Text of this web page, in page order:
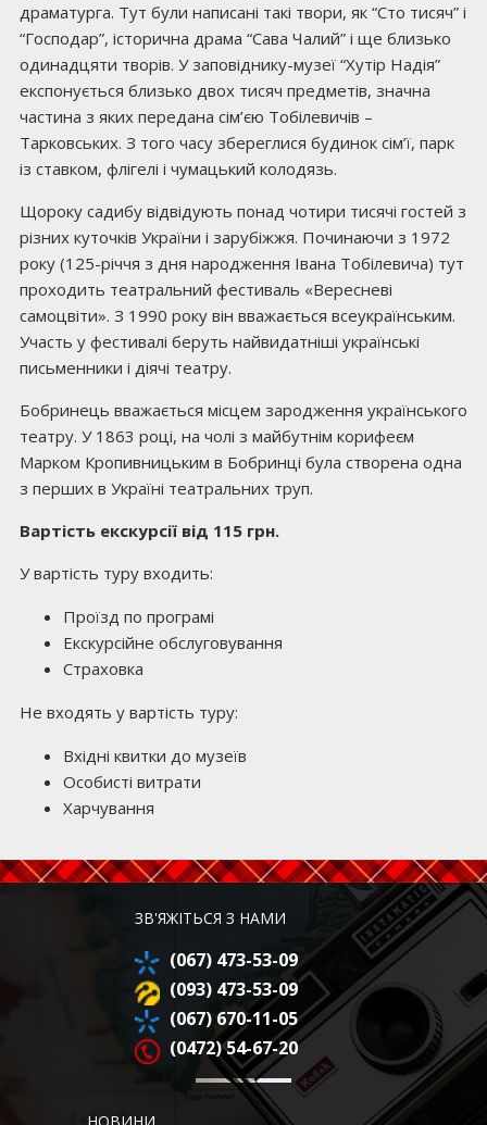
драматурга. Тут були написані такі твори, як “Сто тисяч” і
“Господар”, історична драма “Сава Чалий” і ще близько
одинадцяти творів. У заповіднику-музеї “Хутір Надія”
експонується близько двох тисяч предметів, значна
частина з яких передана сім’єю Тобілевичів –
Тарковських. З того часу збереглися будинок сім’ї, парк
із ставком, флігелі і чумацький колодязь.
Щороку садибу відвідують понад чотири тисячі гостей з
різних куточків України і зарубіжжя. Починаючи з 1972
року (125-річчя з дня народження Івана Тобілевича) тут
проходить театральний фестиваль «Вересневі
самоцвіти». З 1990 року він вважається всеукраїнським.
Участь у фестивалі беруть найвидатніші українські
письменники і діячі театру.
Бобринець вважається місцем зародження українського
театру. У 1863 році, на чолі з майбутнім корифеєм
Марком Кропивницьким в Бобринці була створена одна
з перших в Україні театральних труп.
Вартість екскурсії від 115 грн.
У вартість туру входить:
Проїзд по програмі
Екскурсійне обслуговування
Страховка
Не входять у вартість туру:
Вхідні квитки до музеїв
Особисті витрати
Харчування
ЗВ'ЯЖІТЬСЯ З НАМИ
(067) 473-53-09
(093) 473-53-09
(067) 670-11-05
(0472) 54-67-20